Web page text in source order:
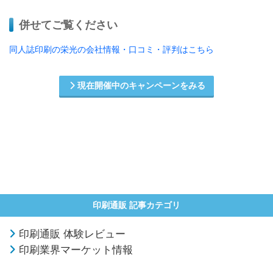
併せてご覧ください
同人誌印刷の栄光の会社情報・口コミ・評判はこちら
現在開催中のキャンペーンをみる
印刷通販 記事カテゴリ
印刷通販 体験レビュー
印刷業界マーケット情報